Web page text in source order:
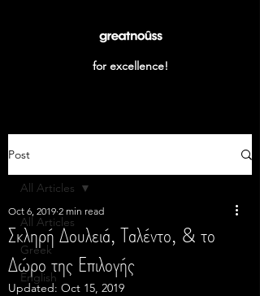
for excellence!
Post
All Articles
Greek
English
All Articles
Σκληρή Δουλειά, Ταλέντο, & το
Δώρο της Επιλογής
Oct 6, 2019 2 min read
Updated: Oct 15, 2019